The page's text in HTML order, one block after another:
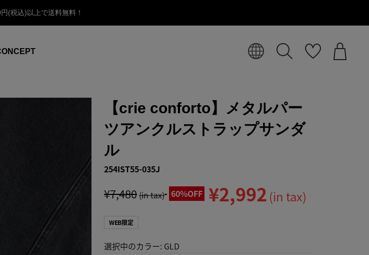
(税込)以上で送料無料！
【crie conforto】メタルパー
ツアンクルストラップサンダ
ル
254IST55-035J
¥7,480(in tax) 60%OFF ¥2,992 (in tax)
WEB限定
選択中のカラー: GLD